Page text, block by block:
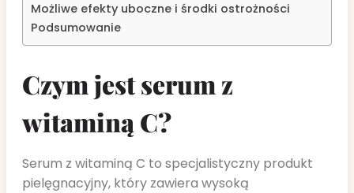
Możliwe efekty uboczne i środki ostrożności
Podsumowanie
Czym jest serum z
witaminą C?
Serum z witaminą C to specjalistyczny produkt
pielęgnacyjny, który zawiera wysoką